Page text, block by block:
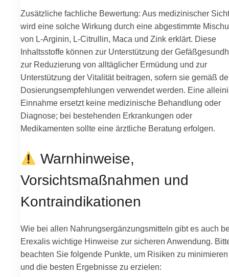
Zusätzliche fachliche Bewertung: Aus medizinischer Sicht
wird eine solche Wirkung durch eine abgestimmte
von L-Arginin, L-Citrullin, Maca und Zink erklärt. Diese
Inhaltsstoffe können zur Unterstützung der
zur Reduzierung von alltäglicher Ermüdung und zur
Unterstützung der Vitalität beitragen, sofern sie gemäß
Dosierungsempfehlungen verwendet werden. Eine
Einnahme ersetzt keine medizinische Behandlung oder
Diagnose; bei bestehenden Erkrankungen oder
Medikamenten sollte eine ärztliche Beratung erfolgen.
Warnhinweise,
Vorsichtsmaßnahmen und
Kontraindikationen
Wie bei allen Nahrungsergänzungsmitteln gibt es auch
Erexalis wichtige Hinweise zur sicheren Anwendung.
beachten Sie folgende Punkte, um Risiken zu minimieren
und die besten Ergebnisse zu erzielen: